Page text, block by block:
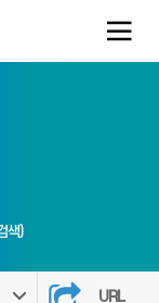
색)
URL